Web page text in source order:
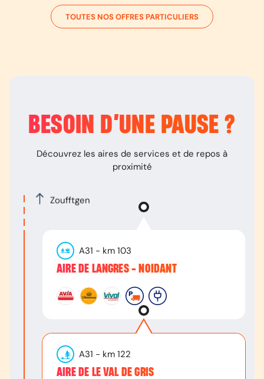
TOUTES NOS OFFRES PARTICULIERS
BESOIN D’UNE PAUSE ?
Découvrez les aires de services et de repos à
proximité
Zoufftgen
A31 - km 103
AIRE DE LANGRES - NOIDANT
A31 - km 122
AIRE DE LE VAL DE GRIS